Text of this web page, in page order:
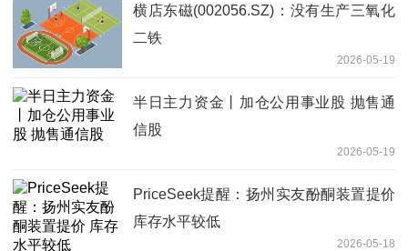
横店东磁(002056.SZ)：没有生产三氧化
二铁
2026-05-19
半日主力资金丨加仓公用事业股 抛售通
信股
2026-05-19
PriceSeek提醒：扬州实友酚酮装置提价
库存水平较低
2026-05-18